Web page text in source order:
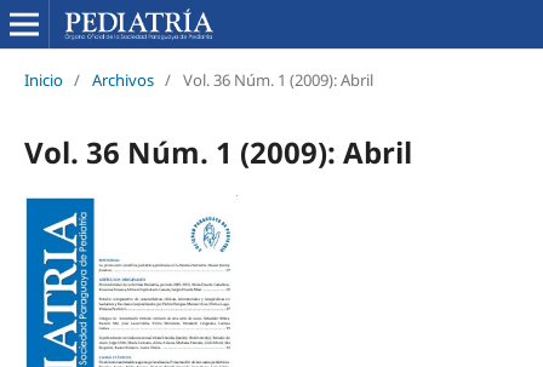
Inicio / Archivos / Vol. 36 Núm. 1 (2009): Abril
Vol. 36 Núm. 1 (2009): Abril